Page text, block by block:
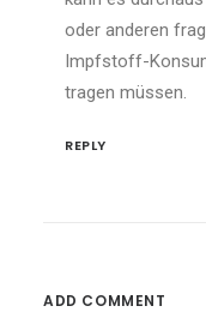
oder anderen
Impfstoff-
tragen müssen.
REPLY
ADD COMMENT